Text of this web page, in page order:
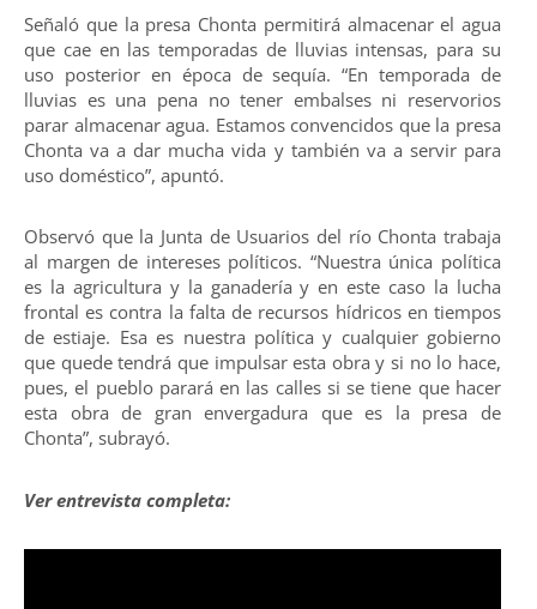
Señaló que la presa Chonta permitirá almacenar el agua
que cae en las temporadas de lluvias intensas, para su
uso posterior en época de sequía. “En temporada de
lluvias es una pena no tener embalses ni reservorios
parar almacenar agua. Estamos convencidos que la presa
Chonta va a dar mucha vida y también va a servir para
uso doméstico”, apuntó.
Observó que la Junta de Usuarios del río Chonta trabaja
al margen de intereses políticos. “Nuestra única política
es la agricultura y la ganadería y en este caso la lucha
frontal es contra la falta de recursos hídricos en tiempos
de estiaje. Esa es nuestra política y cualquier gobierno
que quede tendrá que impulsar esta obra y si no lo hace,
pues, el pueblo parará en las calles si se tiene que hacer
esta obra de gran envergadura que es la presa de
Chonta”, subrayó.
Ver entrevista completa: